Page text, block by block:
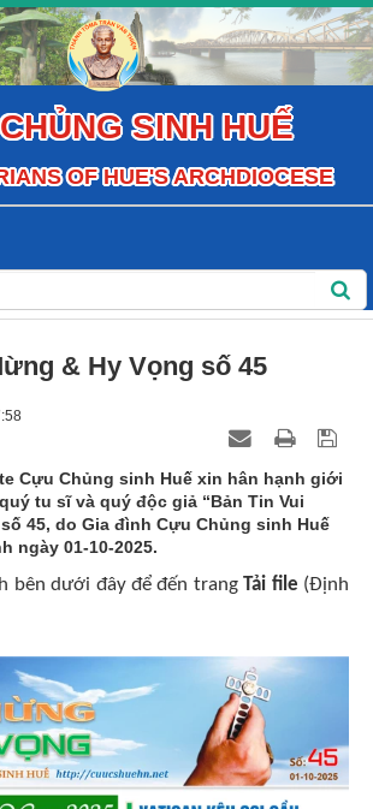
SINH HUẾ
OF HUE'S ARCHDIOCESE
& Hy Vọng số 45
Cựu Chủng sinh Huế xin hân hạnh giới
tu sĩ và quý độc giả “Bản Tin Vui
45, do Gia đình Cựu Chủng sinh Huế
ngày 01-10-2025.
bên dưới đây để đến trangTải file (Định